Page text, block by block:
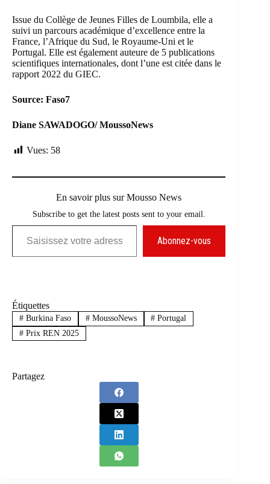
Issue du Collège de Jeunes Filles de Loumbila, elle a
suivi un parcours académique d’excellence entre la
France, l’Afrique du Sud, le Royaume-Uni et le
Portugal. Elle est également auteure de 5 publications
scientifiques internationales, dont l’une est citée dans le
rapport 2022 du GIEC.
Source: Faso7
Diane SAWADOGO/ MoussoNews
Vues: 58
En savoir plus sur Mousso News
Subscribe to get the latest posts sent to your email.
Saisissez votre adresse e-mail…
Abonnez-vous
Étiquettes
#Burkina Faso #MoussoNews # Portugal
#Prix REN 2025
Partagez